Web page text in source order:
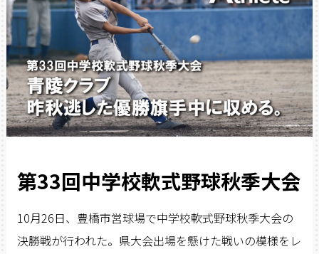
第33回中学校軟式野球秋季大会
10月26日、豊橋市営球場で中学校軟式野球秋季大会の
決勝戦が行われた。県大会出場を懸けた戦いの模様をレ